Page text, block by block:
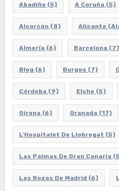
Abadiño (5) A Coruña (5)
Alcorcón (8) Alicante
Almería (6) Barcelona
Blog (6) Burgos (7)
Córdoba (9) Elche (5)
Girona (6) Granada (17)
L'Hospitalet De Llobregat (5)
Las Palmas De Gran Canaria
Las Rozas De Madrid (6)